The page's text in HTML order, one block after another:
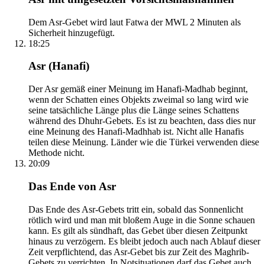
Dem Asr-Gebet wird laut Fatwa der MWL 2 Minuten als
Sicherheit hinzugefügt.
18:25
Asr (Hanafi)
Der Asr gemäß einer Meinung im Hanafi-Madhab beginnt,
wenn der Schatten eines Objekts zweimal so lang wird wie
seine tatsächliche Länge plus die Länge seines Schattens
während des Dhuhr-Gebets. Es ist zu beachten, dass dies nur
eine Meinung des Hanafi-Madhhab ist. Nicht alle Hanafis
teilen diese Meinung. Länder wie die Türkei verwenden diese
Methode nicht.
20:09
Das Ende von Asr
Das Ende des Asr-Gebets tritt ein, sobald das Sonnenlicht
rötlich wird und man mit bloßem Auge in die Sonne schauen
kann. Es gilt als sündhaft, das Gebet über diesen Zeitpunkt
hinaus zu verzögern. Es bleibt jedoch auch nach Ablauf dieser
Zeit verpflichtend, das Asr-Gebet bis zur Zeit des Maghrib-